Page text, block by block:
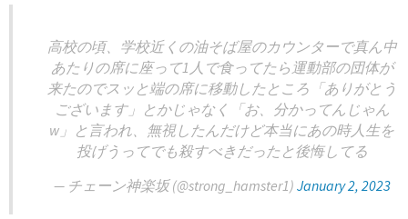
高校の頃、学校近くの油そば屋のカウンターで真ん中
あたりの席に座って1人で食ってたら運動部の団体が
来たのでスッと端の席に移動したところ「ありがとう
ございます」とかじゃなく「お、分かってんじゃん
w」と言われ、無視したんだけど本当にあの時人生を
投げうってでも殺すべきだったと後悔してる
— チェーン神楽坂 (@strong_hamster1) January 2, 2023